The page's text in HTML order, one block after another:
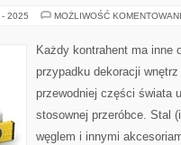
- 2025 MOŻLIWOŚĆ
Każdy kontrahent ma inne
przypadku dekoracji
przewodniej części świata
stosownej przeróbce. Stal
węglem i innymi